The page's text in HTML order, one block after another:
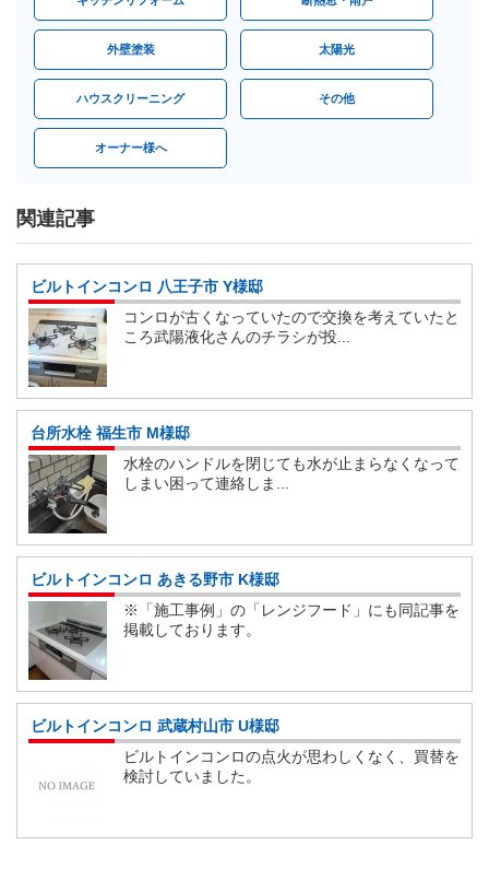
外壁塗装 太陽光
ハウスクリーニング その他
オーナー様へ
関連記事
ビルトインコンロ 八王子市 Y様邸
コンロが古くなっていたので交換を考えていたと
ころ武陽液化さんのチラシが投...
台所水栓 福生市 M様邸
水栓のハンドルを閉じても水が止まらなくなって
しまい困って連絡しま...
ビルトインコンロ あきる野市 K様邸
※「施工事例」の「レンジフード」にも同記事を
掲載しております。
ビルトインコンロ 武蔵村山市 U様邸
ビルトインコンロの点火が思わしくなく、買替を
検討していました。